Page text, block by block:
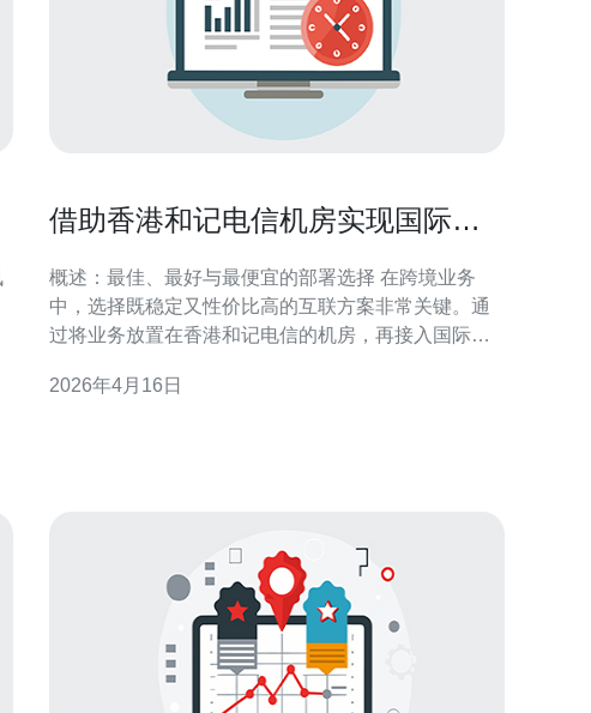
借助香港和记电信机房实现国际专
概述：最佳、最好与最便宜的部署选择 在跨境业务
中，选择既稳定又性价比高的互联方案非常关键。通
过将业务放置在香港和记电信的机房，再接入国际专
本”的平衡。最佳体现为低延迟与高可用；最好体现在
2026年4月16日